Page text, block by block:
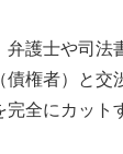
弁護士や司法
債権者）と交
全にカット